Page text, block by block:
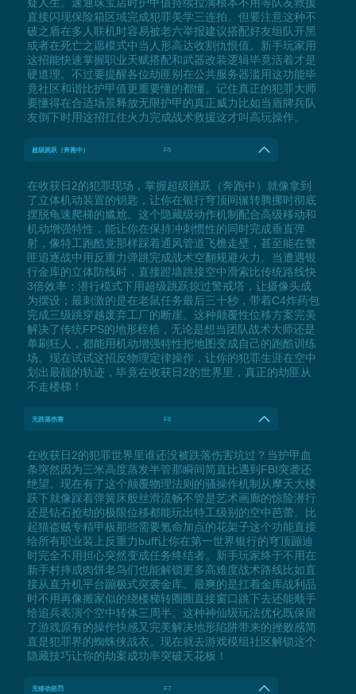
疑人生。速通珠宝店时护甲值持续拉满根本不用等队友救援
直接闪现保险箱区域完成犯罪美学三连拍。但要注意这种不
破之盾在多人联机时容易被老六举报建议搭配好友组队开黑
或者在死亡之愿模式中当人形高达收割仇恨值。新手玩家用
这招能快速掌握职业天赋搭配和武器改装逻辑毕竟活着才是
硬道理。不过要提醒各位劫匪别在公共服务器滥用这功能毕
竟社区和谐比护甲值更重要懂的都懂。记住真正的犯罪大师
要懂得在合适场景释放无限护甲的真正威力比如当盾牌兵队
友倒下时用这招扛住火力完成战术救援这才叫高玩操作。
超级跳跃（奔跑中） F5
在收获日2的犯罪现场，掌握超级跳跃（奔跑中）就像拿到
了立体机动装置的钥匙，让你在银行穹顶间辗转腾挪时彻底
摆脱龟速爬梯的尴尬。这个隐藏级动作机制配合高级移动和
机动增强特性，能让你在保持冲刺惯性的同时完成垂直弹
射，像特工跑酷党那样踩着通风管道飞檐走壁，甚至能在警
匪追逐战中用反重力弹跳完成战术空翻规避火力。当遭遇银
行金库的立体防线时，直接蹬墙跳接空中滑索比传统路线快
3倍效率；潜行模式下用超级跳跃掠过警戒塔，让摄像头成
为摆设；最刺激的是在老鼠任务最后三十秒，带着C4炸药包
完成三级跳穿越废弃工厂的断崖。这种颠覆性位移方案完美
解决了传统FPS的地形桎梏，无论是想当团队战术大师还是
单刷狂人，都能用机动增强特性把地图变成自己的跑酷训练
场。现在试试这招反物理定律操作，让你的犯罪生涯在空中
划出最靓的轨迹，毕竟在收获日2的世界里，真正的劫匪从
不走楼梯！
无跌落伤害 F6
在收获日2的犯罪世界里谁还没被跌落伤害坑过？当护甲血
条突然因为三米高度蒸发半管那瞬间简直比遇到FBI突袭还
绝望。现在有了这个颠覆物理法则的骚操作机制从摩天大楼
跃下就像踩着弹簧床般丝滑流畅不管是艺术画廊的惊险潜行
还是钻石抢劫的极限位移都能玩出特工级别的空中芭蕾。比
起猫盗贼专精甲板那些需要氪命加点的花架子这个功能直接
给所有职业装上反重力buff让你在第一世界银行的穹顶蹦迪
时完全不用担心突然变成任务终结者。新手玩家终于不用在
新手村摔成肉饼老鸟们也能解锁更多高难度战术路线比如直
接从直升机平台蹦极式突袭金库。最爽的是扛着金库战利品
时不用再像搬家似的绕楼梯转圈圈直接窗口跳下去还能顺手
给追兵表演个空中转体三周半。这种神仙级玩法优化既保留
了游戏原有的操作快感又完美解决地形陷阱带来的挫败感简
直是犯罪界的蜘蛛侠战衣。现在就去游戏模组社区解锁这个
隐藏技巧让你的劫案成功率突破天花板！
无移动惩罚 F7